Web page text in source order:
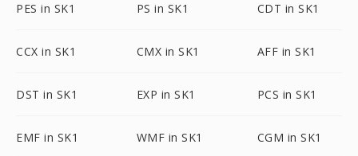
PES in SK1 PS in SK1 CDT in SK1
CCX in SK1 CMX in SK1 AFF in SK1
DST in SK1 EXP in SK1 PCS in SK1
EMF in SK1 WMF in SK1 CGM in SK1